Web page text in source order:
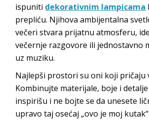
ispuniti dekorativnim lampicama
prepliću. Njihova ambijentalna
večeri stvara prijatnu atmosferu,
večernje razgovore ili jednostavno
uz muziku.
Najlepši prostori su oni koji pričaju
Kombinujte materijale, boje i
inspirišu i ne bojte se da unesete
upravo taj osećaj „ovo je moj